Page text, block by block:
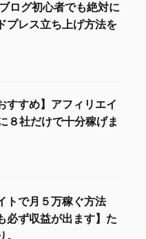
ログ初心者でも絶対に
プレス立ち上げ方法を
すすめ】アフィリエイ
８社だけで十分稼げま
トで月５万稼ぐ方法
必ず収益が出ます】た
。